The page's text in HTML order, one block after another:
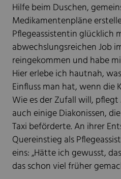
Hilfe beim Duschen,
Medikamentenpläne
Pflegeassistentin glücklich
abwechslungsreichen Job
reingekommen und habe
Hier erlebe ich hautnah,
Einfluss man hat, wenn die
Wie es der Zufall will,
auch einige Diakonissen,
Taxi beförderte. An ihrer
Quereinstieg als
eins: „Hätte ich gewusst,
das schon viel früher